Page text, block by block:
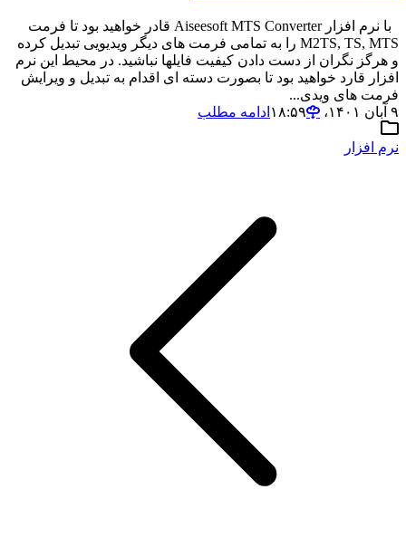
با نرم افزار Aiseesoft MTS Converter قادر خواهید بود تا فرمت
M2TS, TS, MTS را به تمامی فرمت های دیگر ویدیویی تبدیل کرده
و هرگز نگران از دست دادن کیفیت فایلها نباشید. در محیط این نرم
افزار قارد خواهید بود تا بصورت دسته ای اقدام به تبدیل و ویرایش
فرمت های ویدی...
۹ آبان ۱۴۰۱،‏ ۱۸:۵۹
ادامه مطلب
نرم افزار